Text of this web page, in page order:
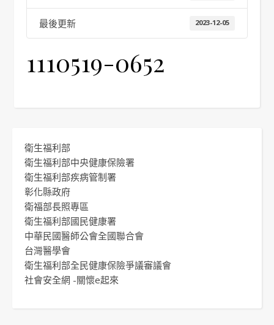
最後更新 2023-12-05
1110519-0652
衛生福利部
衛生福利部中央健康保險署
衛生福利部疾病管制署
彰化縣政府
衛福部長照專區
衛生福利部國民健康署
中華民國醫師公會全國聯合會
台灣醫學會
衛生福利部全民健康保險爭議審議會
社會安全網 -關懷e起來